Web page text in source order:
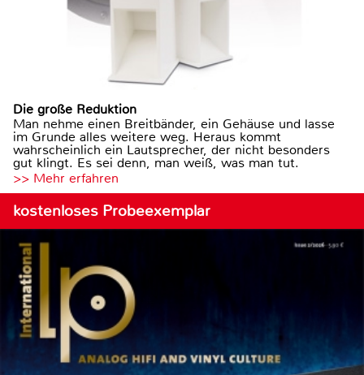
Die große Reduktion
Man nehme einen Breitbänder, ein Gehäuse und lasse
im Grunde alles weitere weg. Heraus kommt
wahrscheinlich ein Lautsprecher, der nicht besonders
gut klingt. Es sei denn, man weiß, was man tut.
>> Mehr erfahren
kostenloses Probeexemplar